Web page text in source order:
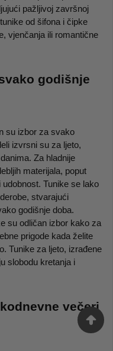
pažljivoj završnoj
od šifona i čipke
vjenčanja ili romantične
godišnje
su izbor za svako
izvrsni su za ljeto,
Za hladnije
materijala, poput
Tunike se lako
stvarajući
godišnje doba.
su odličan izbor kako za
prigode kada želite
Tunike za ljeto, izrađene
slobodu kretanja i
večeri